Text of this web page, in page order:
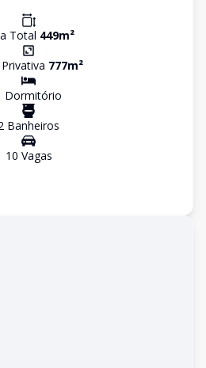
Total 449m²
777m²
Dormitório
Banheiros
10 Vagas